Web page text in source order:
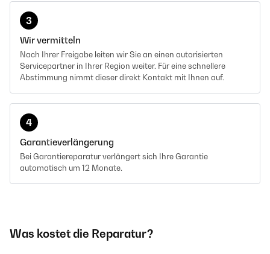
3
Wir vermitteln
Nach Ihrer Freigabe leiten wir Sie an einen autorisierten
Servicepartner in Ihrer Region weiter. Für eine schnellere
Abstimmung nimmt dieser direkt Kontakt mit Ihnen auf.
4
Garantieverlängerung
Bei Garantiereparatur verlängert sich Ihre Garantie
automatisch um 12 Monate.
Was kostet die Reparatur?